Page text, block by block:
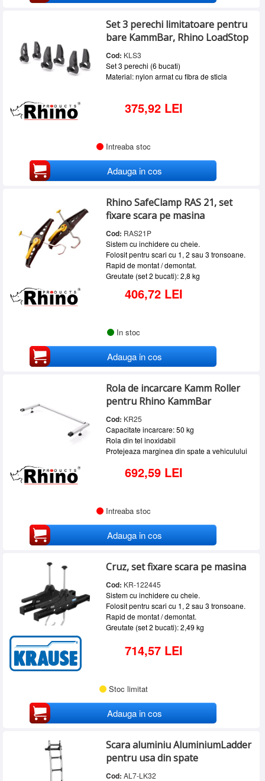
Set 3 perechi limitatoare pentru
bare KammBar, Rhino LoadStop
Cod: KLS3
Set 3 perechi (6 bucati)
Material: nylon armat cu fibra de sticla
375,92 LEI
Intreaba stoc
Adauga in cos
Rhino SafeClamp RAS 21, set
fixare scara pe masina
Cod: RAS21P
Sistem cu inchidere cu cheie.
Folosit pentru scari cu 1, 2 sau 3 tronsoane.
Rapid de montat / demontat.
Greutate (set 2 bucati): 2,8 kg
406,72 LEI
In stoc
Adauga in cos
Rola de incarcare Kamm Roller
pentru Rhino KammBar
Cod: KR25
Capacitate incarcare: 50 kg
Rola din tel inoxidabil
Protejeaza marginea din spate a vehiculului
692,59 LEI
Intreaba stoc
Adauga in cos
Cruz, set fixare scara pe masina
Cod: KR-122445
Sistem cu inchidere cu cheie.
Folosit pentru scari cu 1, 2 sau 3 tronsoane.
Rapid de montat / demontat.
Greutate (set 2 bucati): 2,49 kg
714,57 LEI
Stoc limitat
Adauga in cos
Scara aluminiu AluminiumLadder
pentru usa din spate
Cod: AL7-LK32